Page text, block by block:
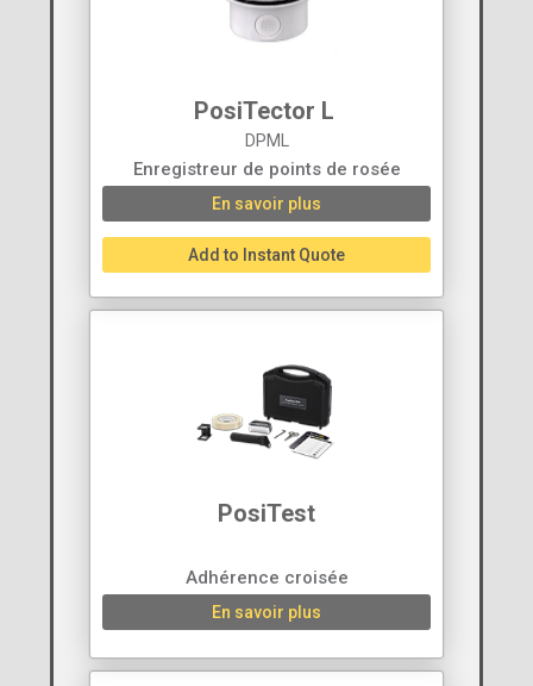
PosiTest
Adhérence croisée
En savoir plus
PosiTector L ‍
DPML
Enregistreur de points de rosée
En savoir plus
Add to Instant Quote